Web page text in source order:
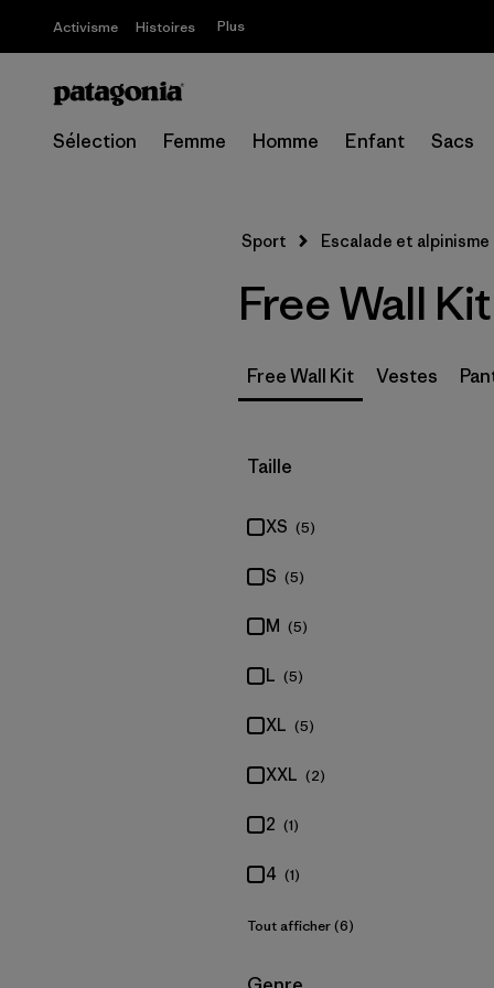
Activisme Histoires Plus
Sélection Femme Homme Enfant Sacs
Sport Escalade et alpinisme
Free Wall
Free Wall Kit Vestes
Filtrer par
Taille
XS (5)
S (5)
M (5)
L (5)
XL (5)
XXL (2)
2 (1)
4 (1)
Tout afficher (6)